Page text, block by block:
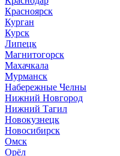
Красноярск
Курган
Курск
Липецк
Магнитогорск
Махачкала
Мурманск
Набережные Челны
Нижний Новгород
Нижний Тагил
Новокузнецк
Новосибирск
Омск
Орёл